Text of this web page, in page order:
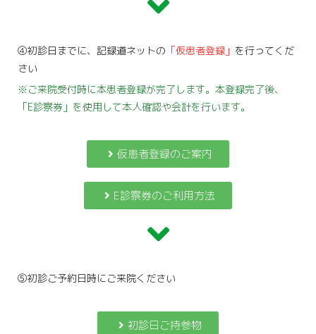
④初診日までに、記録道ネットの 「仮患者登録」 を行ってくだ
さい
※ご来院受付時に本患者登録が完了します。本登録完了後、
「E診察券」を使用して本人確認や会計を行います。
仮患者登録のご案内
E診察券のご利用方法
⑤初診ご予約日時にご来院ください
初診日ご持参物